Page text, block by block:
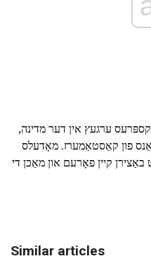
ערגעץ אין דער מדינה,
פון קאַסטאַמערז. מאָדעלס
קיין פאָרעם און מאַכן די
Similar articles